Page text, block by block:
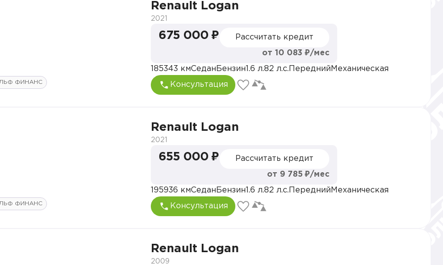
ФИНАНС
Renault Logan
2021
675 000 ₽ Рассчитать кредит
от 10 083 ₽/мес
185343 кмСедан Бензин 1.6 л.82 л.с. Передний Механическая
Консультация
ФИНАНС
Renault Logan
2021
655 000 ₽ Рассчитать кредит
от 9 785 ₽/мес
195936 кмСедан Бензин 1.6 л.82 л.с. Передний Механическая
Консультация
Renault Logan
2009